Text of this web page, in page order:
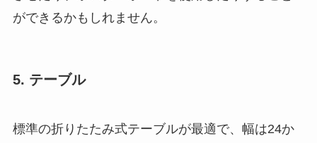
ができるかもしれません。
5. テーブル
標準の折りたたみ式テーブルが最適で、幅は24か